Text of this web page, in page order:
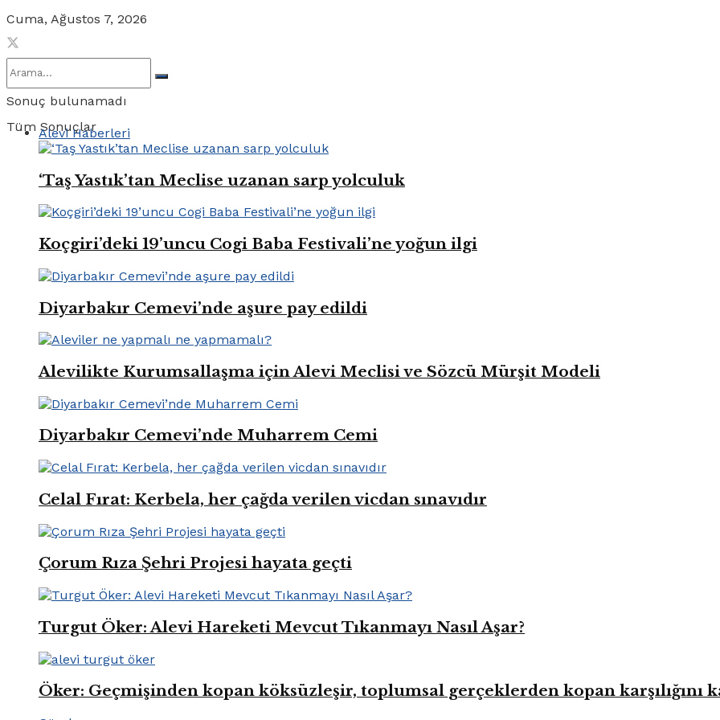
Cuma, Ağustos 7, 2026
Sonuç bulunamadı
Tüm Sonuçlar
Alevi Haberleri
‘Taş Yastık’tan Meclise uzanan sarp yolculuk
Koçgiri’deki 19’uncu Cogi Baba Festivali’ne yoğun ilgi
Diyarbakır Cemevi’nde aşure pay edildi
Alevilikte Kurumsallaşma için Alevi Meclisi ve Sözcü Mürşit Modeli
Diyarbakır Cemevi’nde Muharrem Cemi
Celal Fırat: Kerbela, her çağda verilen vicdan sınavıdır
Çorum Rıza Şehri Projesi hayata geçti
Turgut Öker: Alevi Hareketi Mevcut Tıkanmayı Nasıl Aşar?
Öker: Geçmişinden kopan köksüzleşir, toplumsal gerçeklerden kopan karşılığını